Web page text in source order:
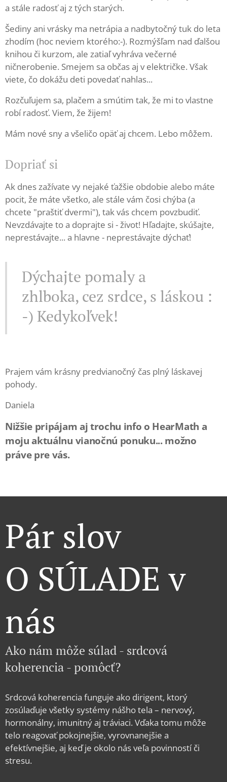
a stále radosť aj z tých starých.
Šediny ani vrásky ma netrápia a nadbytočný tuk do leta
zhodím (hoc neviem ktorého:-). Rozmýšľam nad ďalšou
knihou či kurzom, ale zatiaľ vyhráva večerné
ničnerobenie. Smejem sa občas aj v električke. Však
viete, čo dokážu deti povedať nahlas...
Rozčuľujem sa, plačem a smútim tak, že mi to vlastne
robí radosť. Viem, že žijem!
Mám nové sny a všeličo opäť aj chcem. Lebo môžem.
Dopriať si
Ak dnes zažívate vy nejaké ťažšie obdobie alebo máte
pocit, že máte všetko, ale stále vám čosi chýba (a
chcete "praštiť dvermi"), tak vás chcem povzbudiť.
Nevzdávajte to a doprajte si - život! Hľadajte, skúšajte,
neprestávajte... a hlavne - neprestávajte dýchať!
Dýchajte pomaly a
zhlboka, cez srdce, s láskou :
-) Kedykoľvek!
Prajem vám krásny predvianočný čas plný láskavej
pohody.
Daniela
Nižšie pripájam aj trochu info o HearMath a
moju aktuálnu vianočnú ponuku... možno
práve pre vás.
Pár slov
O SÚLADE v
nás
Ako nám môže súlad - srdcová
koherencia - pomôcť?
Srdcová koherencia funguje ako dirigent, ktorý
zosúlaďuje všetky systémy nášho tela – nervový,
hormonálny, imunitný aj tráviaci. Vďaka tomu môže
telo reagovať pokojnejšie, vyrovnanejšie a
efektívnejšie, aj keď je okolo nás veľa povinností či
stresu.